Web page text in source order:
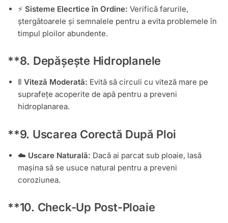
⚡ Sisteme Elecrtice în Ordine: Verifică farurile,
ștergătoarele și semnalele pentru a evita problemele în
timpul ploilor abundente.
**8. Depășește Hidroplanele
🚦 Viteză Moderată: Evită să circuli cu viteză mare pe
suprafețe acoperite de apă pentru a preveni
hidroplanarea.
**9. Uscarea Corectă După Ploi
☁️ Uscare Naturală: Dacă ai parcat sub ploaie, lasă
mașina să se usuce natural pentru a preveni
coroziunea.
**10. Check-Up Post-Ploaie